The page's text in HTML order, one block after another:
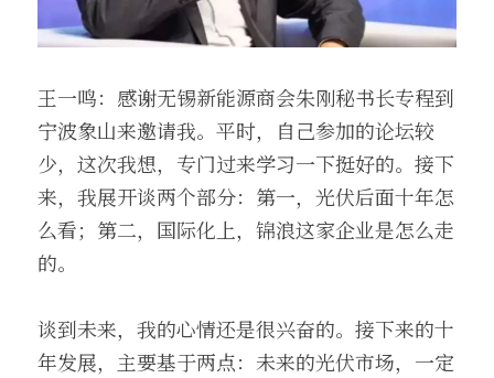
王一鸣：感谢无锡新能源商会朱刚秘书长专程到
宁波象山来邀请我。平时，自己参加的论坛较
少，这次我想，专门过来学习一下挺好的。接下
来，我展开谈两个部分：第一，光伏后面十年怎
么看；第二，国际化上，锦浪这家企业是怎么走
的。
谈到未来，我的心情还是很兴奋的。接下来的十
年发展，主要基于两点：未来的光伏市场，一定